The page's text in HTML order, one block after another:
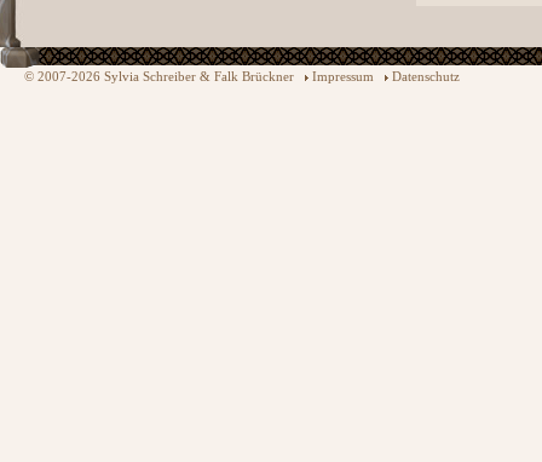
© 2007-2026 Sylvia Schreiber & Falk Brückner Impressum Datenschutz